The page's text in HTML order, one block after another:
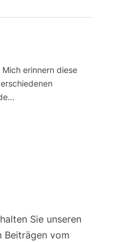
erinnern diese
Sie unseren
Beiträgen vom